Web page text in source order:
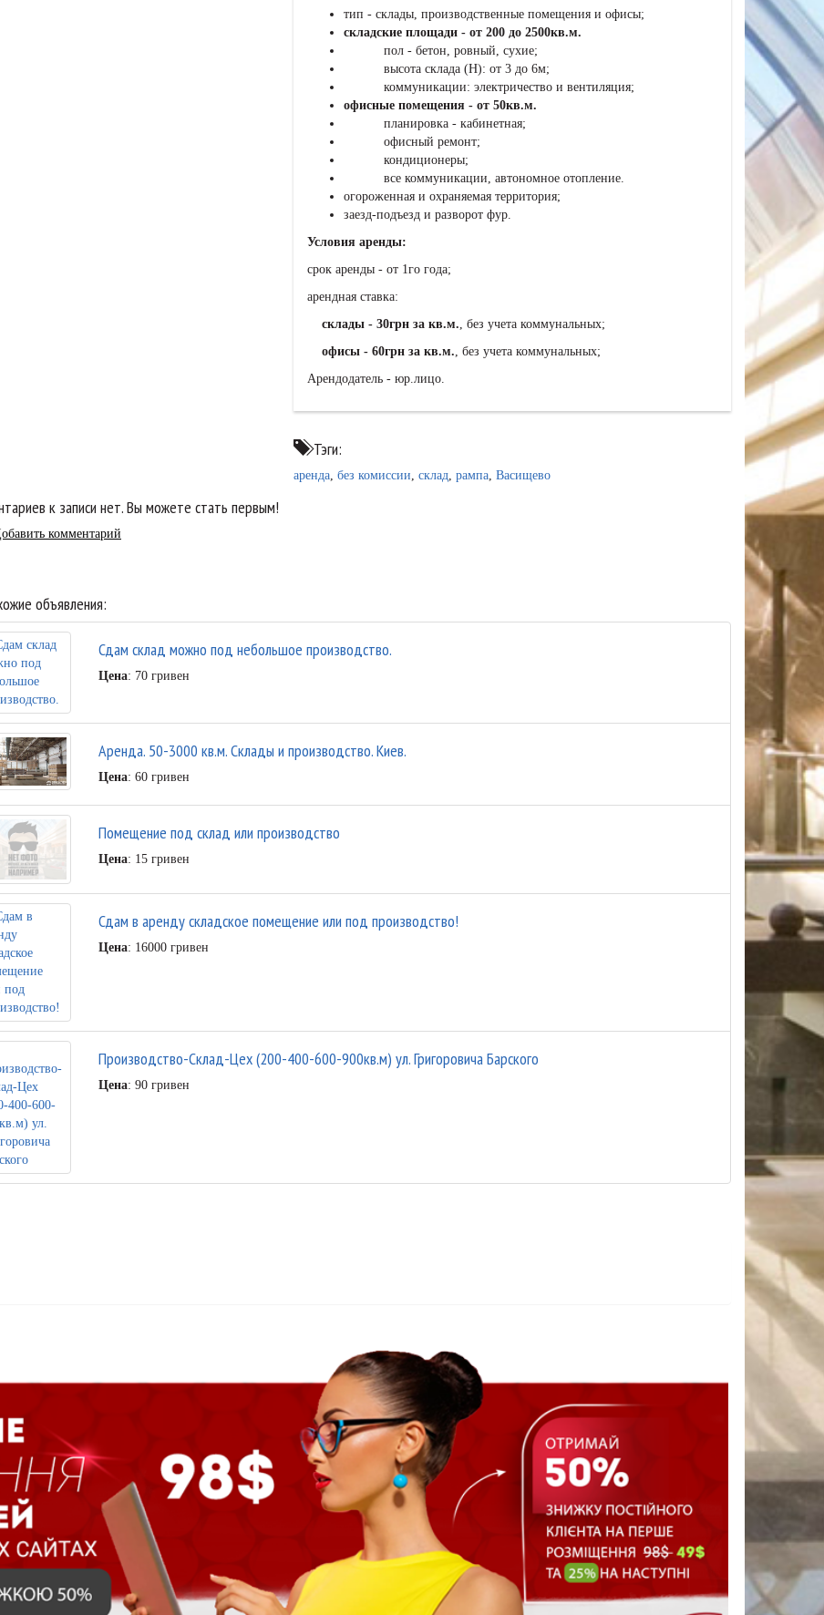
тип - склады, производственные помещения и офисы;
складские площади - от 200 до 2500кв.м.
пол - бетон, ровный, сухие;
высота склада (Н): от 3 до 6м;
коммуникации: электричество и вентиляция;
офисные помещения - от 50кв.м.
планировка - кабинетная;
офисный ремонт;
кондиционеры;
все коммуникации, автономное отопление.
огороженная и охраняемая территория;
заезд-подъезд и разворот фур.
Условия аренды:
срок аренды - от 1го года;
арендная ставка:
склады - 30грн за кв.м., без учета коммунальных;
офисы - 60грн за кв.м., без учета коммунальных;
Арендодатель - юр.лицо.
Тэги:
аренда, без комиссии, склад, рампа, Васищево
к записи нет. Вы можете стать первым!
комментарий
объявления:
Сдам склад можно под небольшое производство.
Цена: 70 гривен
Аренда. 50-3000 кв.м. Склады и производство. Киев.
Цена: 60 гривен
Помещение под склад или производство
Цена: 15 гривен
Сдам в аренду складское помещение или под производство!
Цена: 16000 гривен
Производство-Склад-Цех (200-400-600-900кв.м) ул. Григоровича Барского
Цена: 90 гривен